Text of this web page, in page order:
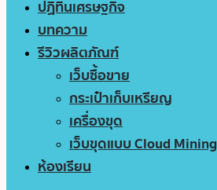
ปฏิทินเศรษฐกิจ
บทความ
รีวิวผลิตภัณฑ์
เว็บซื้อขาย
กระเป๋าเก็บเหรียญ
เครื่องขุด
เว็บขุดแบบ Cloud Mining
ห้องเรียน